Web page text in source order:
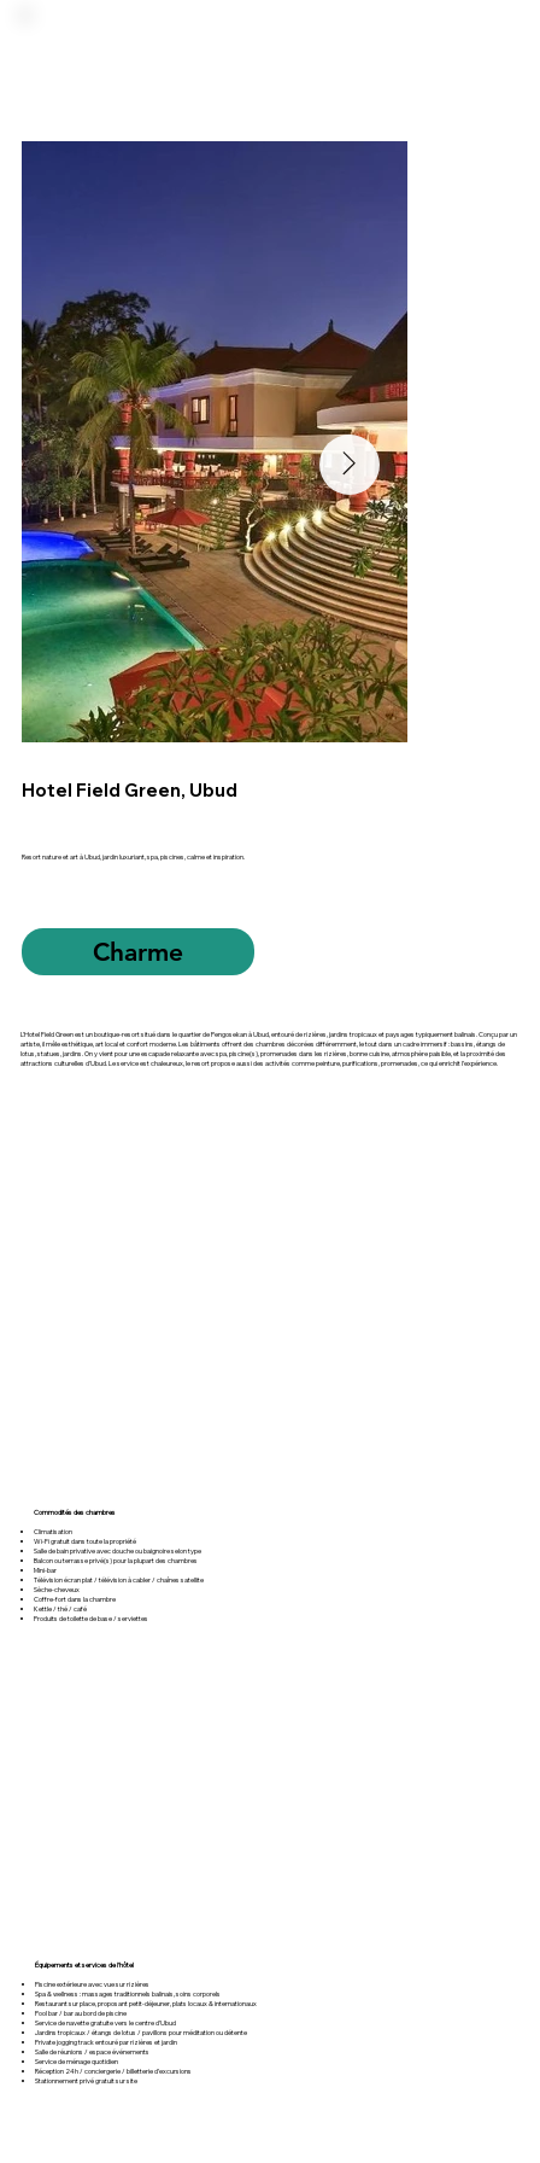
Hotel Field Green, Ubud
Resort nature et art à Ubud, jardin luxuriant, spa, piscines, calme et inspiration.
Charme
L'Hotel Field Green est un boutique-resort situé dans le quartier de Pengosekan à Ubud, entouré de rizières, jardins tropicaux et paysages typiquement balinais. Conçu par un
artiste, il mêle esthétique, art local et confort moderne. Les bâtiments offrent des chambres décorées différemment, le tout dans un cadre immersif : bassins, étangs de
lotus, statues, jardins. On y vient pour une escapade relaxante avec spa, piscine(s), promenades dans les rizières, bonne cuisine, atmosphère paisible, et la proximité des
attractions culturelles d’Ubud. Le service est chaleureux, le resort propose aussi des activités comme peinture, purifications, promenades, ce qui enrichit l’expérience.
Commodités des chambres
Climatisation
Wi-Fi gratuit dans toute la propriété
Salle de bain privative avec douche ou baignoire selon type
Balcon ou terrasse privé(s) pour la plupart des chambres
Mini-bar
Télévision écran plat / télévision à cabler / chaînes satellite
Sèche-cheveux
Coffre-fort dans la chambre
Kettle / thé / café
Produits de toilette de base / serviettes
Équipements et services de l’hôtel
Piscine extérieure avec vue sur rizières
Spa & wellness : massages traditionnels balinais, soins corporels
Restaurant sur place, proposant petit-déjeuner, plats locaux & internationaux
Pool bar / bar au bord de piscine
Service de navette gratuite vers le centre d’Ubud
Jardins tropicaux / étangs de lotus / pavillons pour méditation ou détente
Private jogging track entouré par rizières et jardin
Salle de réunions / espace événements
Service de ménage quotidien
Réception 24h / conciergerie / billetterie d’excursions
Stationnement privé gratuit sur site